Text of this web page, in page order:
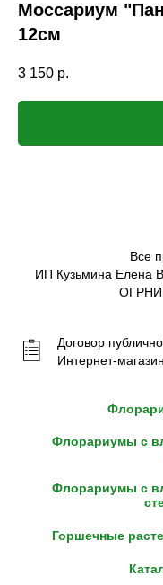
Моссариум
12см
3 150 р.
Все
ИП Кузьмина Елена
Договор
Интернет-
Флорариумы с
Флорариумы с
Горшечные